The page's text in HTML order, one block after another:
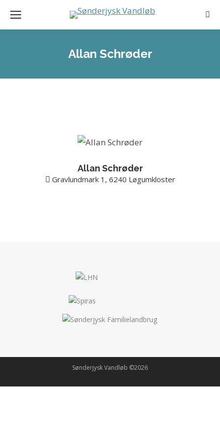
Allan Schrøder
Allan Schrøder
Gravlundmark 1, 6240 Løgumkloster
Sønderjysk Vandløb ©2026